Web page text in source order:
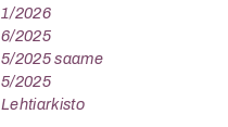
1/2026
6/2025
5/2025 saame
5/2025
Lehtiarkisto